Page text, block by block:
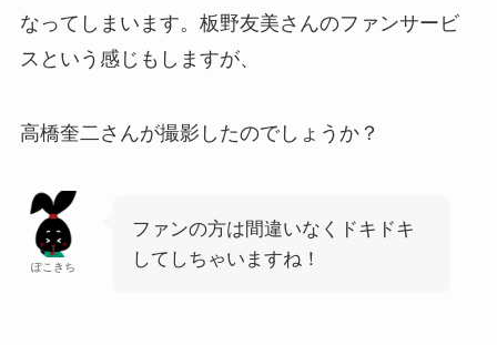
なってしまいます。板野友美さんのファンサービ
スという感じもしますが、
高橋奎二さんが撮影したのでしょうか？
ぽこきち
ファンの方は間違いなくドキドキ
してしちゃいますね！